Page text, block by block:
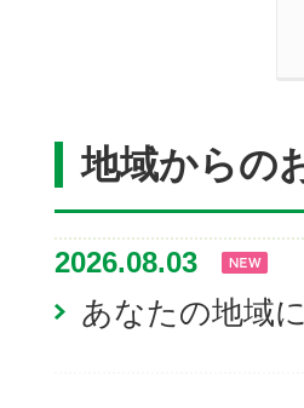
地域からの
2026.08.03
あなたの地域